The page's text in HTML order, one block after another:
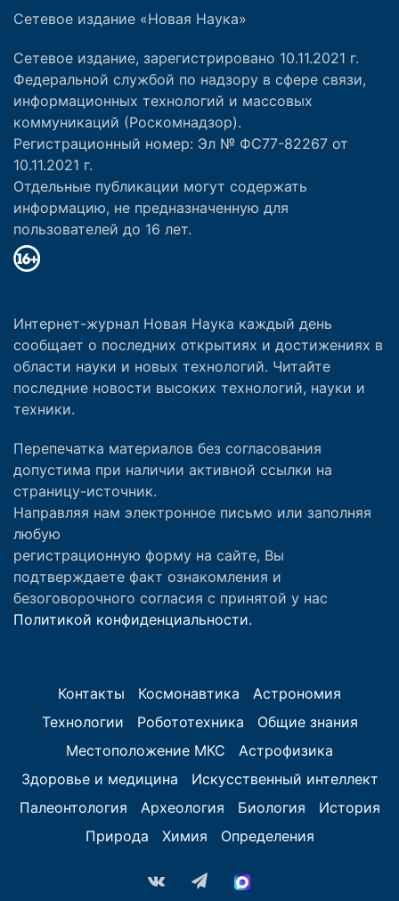
Сетевое издание «Новая Наука»
Сетевое издание, зарегистрировано 10.11.2021 г.
Федеральной службой по надзору в сфере связи,
информационных технологий и массовых
коммуникаций (Роскомнадзор).
Регистрационный номер: Эл № ФС77-82267 от
10.11.2021 г.
Отдельные публикации могут содержать
информацию, не предназначенную для
пользователей до 16 лет.
Интернет-журнал Новая Наука каждый день
сообщает о последних открытиях и достижениях в
области науки и новых технологий. Читайте
последние новости высоких технологий, науки и
техники.
Перепечатка материалов без согласования
допустима при наличии активной ссылки на
страницу-источник.
Направляя нам электронное письмо или заполняя
любую
регистрационную форму на сайте, Вы
подтверждаете факт ознакомления и
безоговорочного согласия с принятой у нас
Политикой конфиденциальности.
Контакты Космонавтика
Астрономия
Технологии
Робототехника
Общие знания
Местоположение МКС
Астрофизика
Здоровье и медицина
Искусственный интеллект
Палеонтология
Археология Биология
История
Природа
Химия Определения
vk.com Telegram